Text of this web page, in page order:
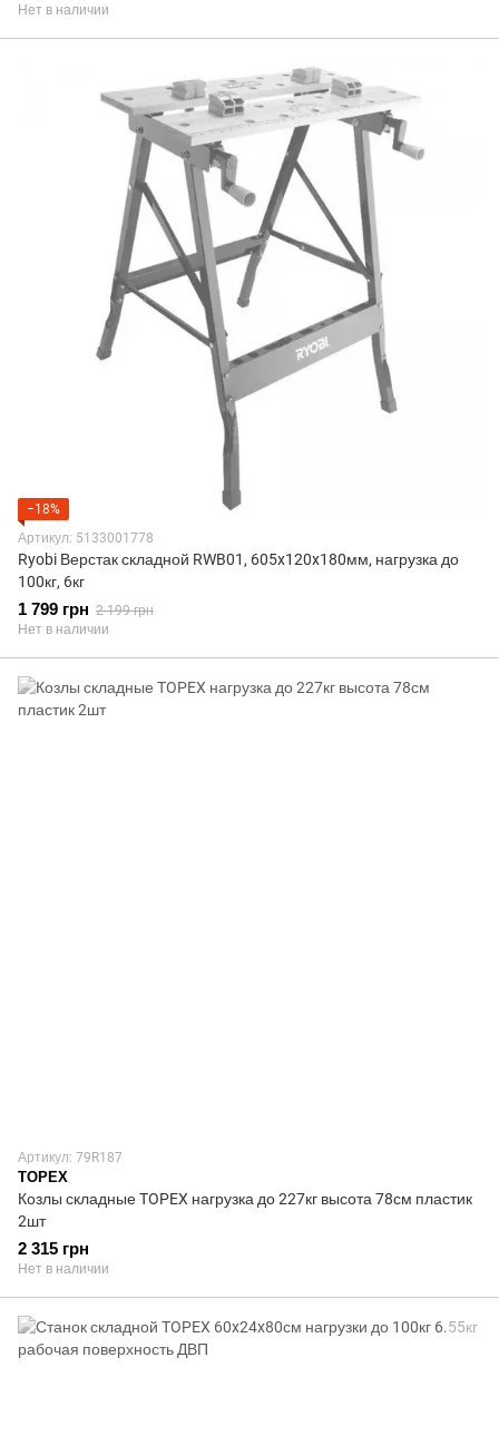
Нет в наличии
−18%
Артикул: 5133001778
Ryobi Верстак складной RWB01, 605x120x180мм, нагрузка до
100кг, 6кг
1 799 грн 2 199 грн
Нет в наличии
Артикул: 79R187
TOPEX
Козлы складные TOPEX нагрузка до 227кг высота 78см пластик
2шт
2 315 грн
Нет в наличии